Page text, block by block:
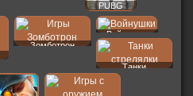
PUBG
Зомботрон
Войнушки
Танки